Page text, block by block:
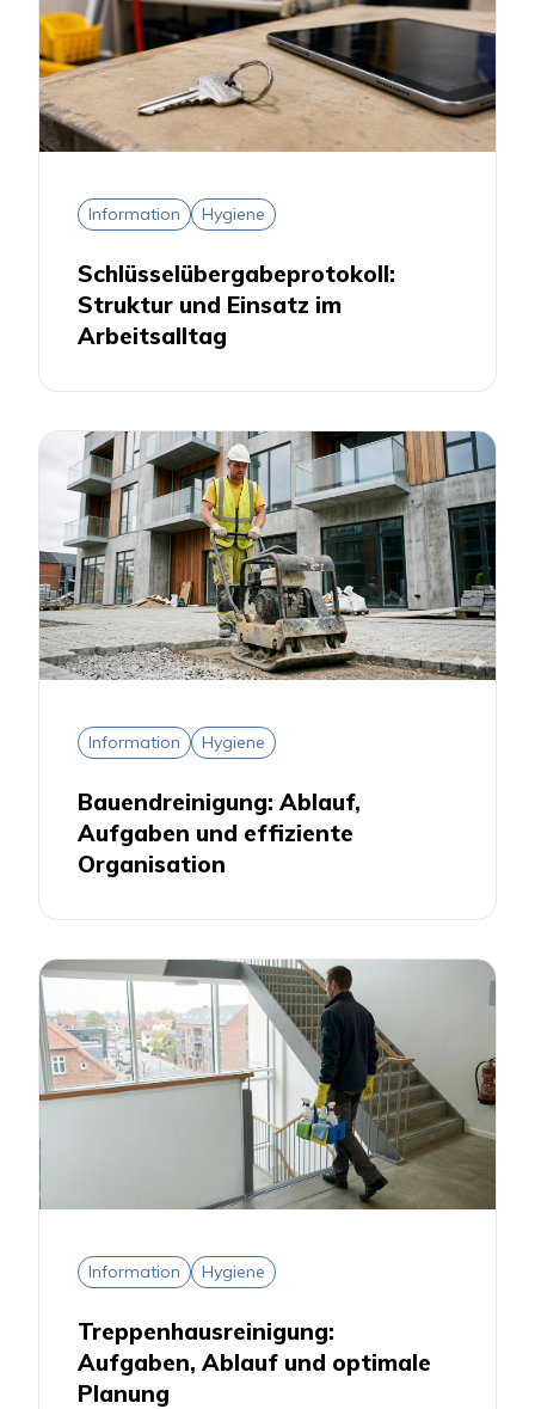
Information Hygiene
Schlüsselübergabeprotokoll:
Struktur und Einsatz im
Arbeitsalltag
Information Hygiene
Bauendreinigung: Ablauf,
Aufgaben und effiziente
Organisation
Information Hygiene
Treppenhausreinigung:
Aufgaben, Ablauf und optimale
Planung